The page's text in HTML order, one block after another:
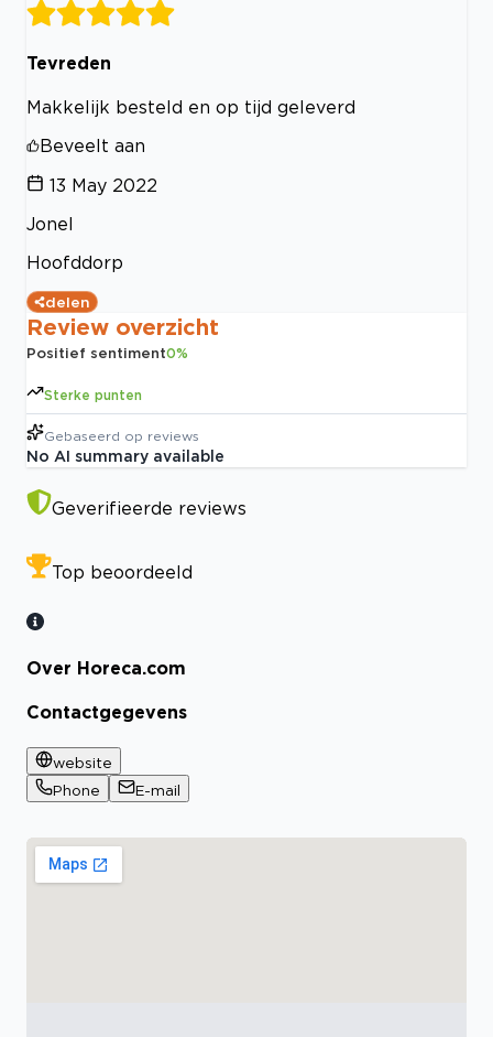
Tevreden
Makkelijk besteld en op tijd geleverd
Beveelt aan
13 May 2022
Jonel
Hoofddorp
delen
Review overzicht
Positief sentiment0%
Sterke punten
Gebaseerd op reviews
No AI summary available
Geverifieerde reviews
Top beoordeeld
Over Horeca.com
Contactgegevens
website
Phone
E-mail